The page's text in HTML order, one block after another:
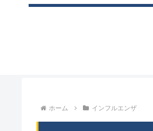
ホーム インフルエンザ